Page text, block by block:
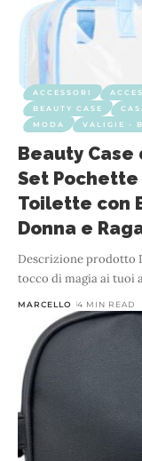
ACCESSORI
BEAUTY CASE
MODA
VALIGIE -
Beauty Case
Set Pochette
Toilette con
Donna e
Descrizione prodotto
tocco di magia ai tuoi
MARCELLO 4 MIN READ